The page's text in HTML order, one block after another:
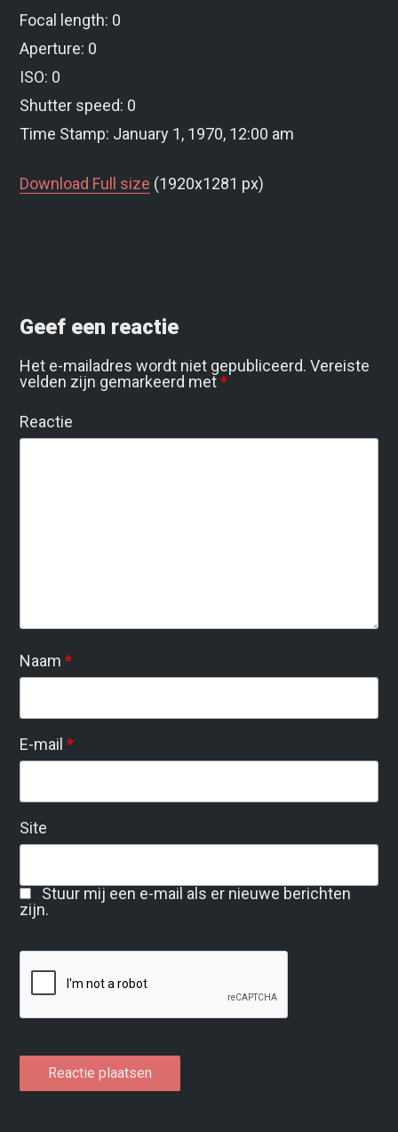
Focal length: 0
Aperture: 0
ISO: 0
Shutter speed: 0
Time Stamp: January 1, 1970, 12:00 am
Download Full size (1920x1281 px)
Geef een reactie
Het e-mailadres wordt niet gepubliceerd. Vereiste
velden zijn gemarkeerd met*
Reactie
Naam*
E-mail*
Site
Stuur mij een e-mail als er nieuwe berichten
zijn.